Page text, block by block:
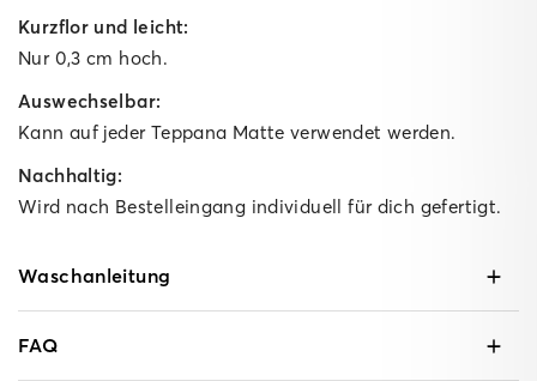
Kurzflor und leicht:
Nur 0,3 cm hoch.
Auswechselbar:
Kann auf jeder Teppana Matte verwendet werden.
Nachhaltig:
Wird nach Bestelleingang individuell für dich gefertigt.
Waschanleitung
FAQ